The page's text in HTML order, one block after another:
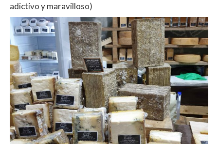
adictivo y maravilloso)